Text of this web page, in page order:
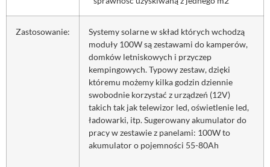
Zastosowanie:
Systemy solarne w skład których wchodzą
moduły 100W są zestawami do kamperów,
domków letniskowych i przyczep
kempingowych. Typowy zestaw, dzięki
któremu możemy kilka godzin dziennie
swobodnie korzystać z urządzeń (12V)
takich tak jak telewizor led, oświetlenie led,
ładowarki, itp. Sugerowany akumulator do
pracy w zestawie z panelami: 100W to
akumulator o pojemności 55-80Ah